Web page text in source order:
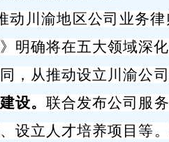
动川渝地区公司业务
明确将在五大领域深
，从推动设立川渝公
设。联合发布公司服务
设立人才培养项目等 。